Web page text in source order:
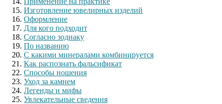
Изготовление ювелирных изделий
Оформление
Для кого подходит
Согласно зодиаку
По названию
С какими минералами комбинируется
Как распознать фальсификат
Способы ношения
Уход за камнем
Легенды и мифы
Увлекательные сведения